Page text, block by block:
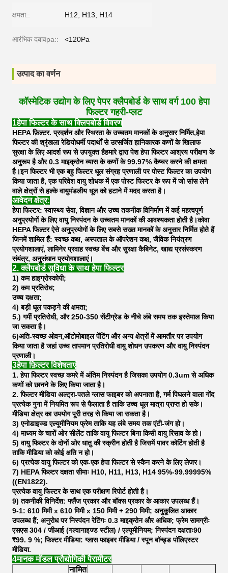
क्षमता:: H12, H13, H14
आरंभिक दबावpa:: <120Pa
उत्पाद का वर्णन
कॉस्मेटिक उद्योग के लिए पेपर क्लैपबोर्ड के साथ वर्ग 100 हेपा
फिल्टर गहरी-प्लट
1हेपा फिल्टर के साथ क्लिपबोर्ड विवरण
HEPA फ़िल्टर. प्रदर्शन और स्थिरता के उच्चतम मानकों के अनुसार निर्मित,हेपा
फिल्टर की श्रृंखला रेडियोधर्मी पदार्थों से उत्सर्जित हानिकारक कणों के खिलाफ
सुरक्षा के लिए आदर्श रूप से उपयुक्त हैहमारे द्वारा पेश हेपा फिल्टर आश्रय परीक्षण के
अनुरूप है और 0.3 माइक्रोन व्यास के कणों के 99.97% कैप्चर करने की क्षमता
है।इन फिल्टर भी एक बहु फिल्टर धूल संग्रह प्रणाली पर पोस्ट फिल्टर का उपयोग
किया जाता है, एक परिवेश वायु शोधक में एक पोस्ट फिल्टर के रूप में जो सांस लेने
वाले क्षेत्रों से हल्के वायुमंडलीय धूल को हटाने में मदद करता है।
आवेदन क्षेत्र:
हेपा फिल्टर: स्वास्थ्य सेवा, विज्ञान और उच्च तकनीक विनिर्माण में कई महत्वपूर्ण
अनुप्रयोगों के लिए वायु निस्पंदन के उच्चतम मानकों की आवश्यकता होती है।कोवा
HEPA फिल्टर ऐसे अनुप्रयोगों के लिए सबसे सख्त मानकों के अनुसार निर्मित होते हैं
जिनमें शामिल हैं: स्वच्छ कक्ष, अस्पताल के ऑपरेशन कक्ष, जैविक नियंत्रण
प्रयोगशालाएं, लामिनेर प्रवाह स्वच्छ बेंच और सुरक्षा कैबिनेट, खाद्य प्रसंस्करण
संयंत्र, अनुसंधान प्रयोगशालाएं।
2. क्लैपबोर्ड सुविधा के साथ हेपा फिल्टर
1) कम हाइग्रोस्कोपी;
2) कम प्रतिरोध;
उच्च दक्षता;
4) बड़ी धूल पकड़ने की क्षमता;
5.) गर्मी प्रतिरोधी, और 250-350 सेंटीग्रेड के नीचे लंबे समय तक इस्तेमाल किया
जा सकता है।
6)अति-स्वच्छ ओवन,ऑटोमोबाइल पेंटिंग और अन्य क्षेत्रों में आमतौर पर उपयोग
किया जाता है जहां उच्च तापमान प्रतिरोधी वायु शोधन उपकरण और वायु निस्पंदन
प्रणाली।
3हेपा फ़िल्टर विशेषताएं
1. हेपा फिल्टर स्वच्छ कमरे में अंतिम निस्पंदन है जिसका उपयोग 0.3um से अधिक
कणों को छानने के लिए किया जाता है।
2. फिल्टर मीडिया अल्ट्रा-पतले ग्लास फाइबर को अपनाता है, गर्म पिघलने वाला गोंद
प्रत्येक गुना में नियमित रूप से फैलाता है ताकि उच्च धूल मात्रा प्राप्त हो सके।
मीडिया क्षेत्र का उपयोग पूरी तरह से किया जा सकता है।
3) एनोडाइज्ड एल्यूमीनियम फ्रेम ताकि यह लंबे समय तक एंटी-जंग हो।
4) माध्यम के चारों ओर सीलेंट ताकि वायु फिल्टर बिना किसी वायु रिसाव के हो।
5) वायु फिल्टर के दोनों ओर धातु की स्क्रीन होती है जिसमें पावर कोटिंग होती है
ताकि मीडिया को कोई क्षति न हो।
6) प्रत्येक वायु फिल्टर को एक-एक हेपा फिल्टर से स्कैन करने के लिए लेजर।
7) HEPA फिल्टर दक्षता सीमाः H10, H11, H13, H14 95%-99.99995%
((EN1822).
प्रत्येक वायु फिल्टर के साथ एक परीक्षण रिपोर्ट होती है।
9) तकनीकी विनिर्देश: फ्लैंज प्रकार और बॉक्स प्रकार के आकार उपलब्ध हैं।
9-1: 610 मिमी x 610 मिमी x 150 मिमी + 290 मिमी; अनुकूलित आकार
उपलब्ध हैं; अनुरोध पर निस्पंदन रेटिंगः 0.3 माइक्रोन और अधिक; फ्रेम सामग्रीः
एसएस 304 / जीआई (गल्वानाइज्ड स्टील) / एल्यूमीनियम; निस्पंदन दक्षताः90
₹99. 9 %; फिल्टर मीडिया: ग्लास फाइबर मीडिया / स्पून बॉन्ड्ड पॉलिएस्टर
मीडिया.
4मानक मॉडल प्रौद्योगिकी पैरामीटर
नामित